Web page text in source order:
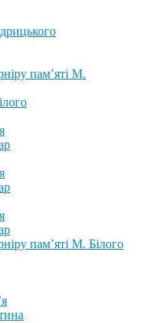
пам’яті М.
пам’яті М. Білого